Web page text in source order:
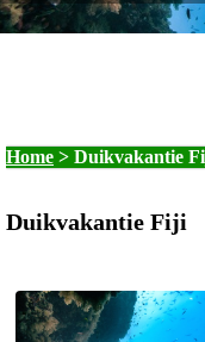
Home > Duikvakantie
Duikvakantie Fiji